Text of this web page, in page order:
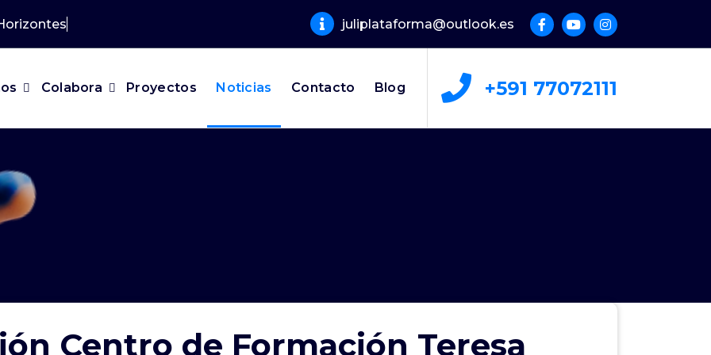
juliplataforma@outlook.es
Colabora Proyectos Noticias Contacto Blog +591 77072111
Centro de Formación Teresa